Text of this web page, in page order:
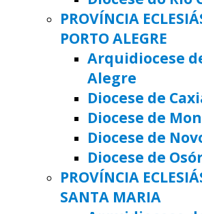
PROVÍNCIA
PORTO ALEGRE
Arquidiocese
Alegre
Diocese de
Diocese de
Diocese de
Diocese de
PROVÍNCIA
SANTA MARIA